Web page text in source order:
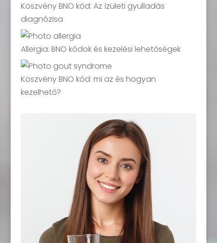
Köszvény BNO kód: Az ízületi gyulladás
diagnózisa
Allergia: BNO kódok és kezelési lehetőségek
Köszvény BNO kód: mi az és hogyan
kezelhető?